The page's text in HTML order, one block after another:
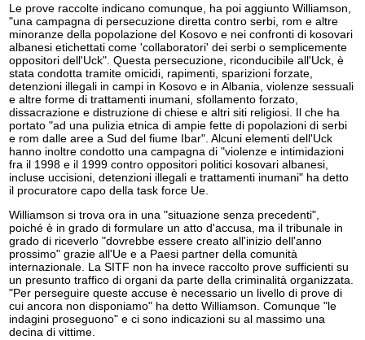
Le prove raccolte indicano comunque, ha poi aggiunto Williamson,
"una campagna di persecuzione diretta contro serbi, rom e altre
minoranze della popolazione del Kosovo e nei confronti di kosovari
albanesi etichettati come 'collaboratori' dei serbi o semplicemente
oppositori dell'Uck". Questa persecuzione, riconducibile all'Uck, è
stata condotta tramite omicidi, rapimenti, sparizioni forzate,
detenzioni illegali in campi in Kosovo e in Albania, violenze sessuali
e altre forme di trattamenti inumani, sfollamento forzato,
dissacrazione e distruzione di chiese e altri siti religiosi. Il che ha
portato "ad una pulizia etnica di ampie fette di popolazioni di serbi
e rom dalle aree a Sud del fiume Ibar". Alcuni elementi dell'Uck
hanno inoltre condotto una campagna di "violenze e intimidazioni
fra il 1998 e il 1999 contro oppositori politici kosovari albanesi,
incluse uccisioni, detenzioni illegali e trattamenti inumani" ha detto
il procuratore capo della task force Ue.
Williamson si trova ora in una "situazione senza precedenti",
poiché è in grado di formulare un atto d'accusa, ma il tribunale in
grado di riceverlo "dovrebbe essere creato all'inizio dell'anno
prossimo" grazie all'Ue e a Paesi partner della comunità
internazionale. La SITF non ha invece raccolto prove sufficienti su
un presunto traffico di organi da parte della criminalità organizzata.
"Per perseguire queste accuse è necessario un livello di prove di
cui ancora non disponiamo" ha detto Williamson. Comunque "le
indagini proseguono" e ci sono indicazioni su al massimo una
decina di vittime.